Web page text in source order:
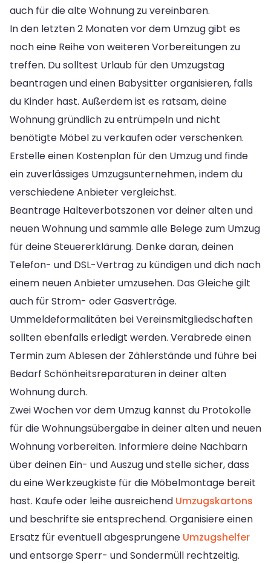
auch für die alte Wohnung zu vereinbaren.
In den letzten 2 Monaten vor dem Umzug gibt es
noch eine Reihe von weiteren Vorbereitungen zu
treffen. Du solltest Urlaub für den Umzugstag
beantragen und einen Babysitter organisieren, falls
du Kinder hast. Außerdem ist es ratsam, deine
Wohnung gründlich zu entrümpeln und nicht
benötigte Möbel zu verkaufen oder verschenken.
Erstelle einen Kostenplan für den Umzug und finde
ein zuverlässiges Umzugsunternehmen, indem du
verschiedene Anbieter vergleichst.
Beantrage Halteverbotszonen vor deiner alten und
neuen Wohnung und sammle alle Belege zum Umzug
für deine Steuererklärung. Denke daran, deinen
Telefon- und DSL-Vertrag zu kündigen und dich nach
einem neuen Anbieter umzusehen. Das Gleiche gilt
auch für Strom- oder Gasverträge.
Ummeldeformalitäten bei Vereinsmitgliedschaften
sollten ebenfalls erledigt werden. Verabrede einen
Termin zum Ablesen der Zählerstände und führe bei
Bedarf Schönheitsreparaturen in deiner alten
Wohnung durch.
Zwei Wochen vor dem Umzug kannst du Protokolle
für die Wohnungsübergabe in deiner alten und neuen
Wohnung vorbereiten. Informiere deine Nachbarn
über deinen Ein- und Auszug und stelle sicher, dass
du eine Werkzeugkiste für die Möbelmontage bereit
hast. Kaufe oder leihe ausreichend Umzugskartons
und beschrifte sie entsprechend. Organisiere einen
Ersatz für eventuell abgesprungene Umzugshelfer
und entsorge Sperr- und Sondermüll rechtzeitig.